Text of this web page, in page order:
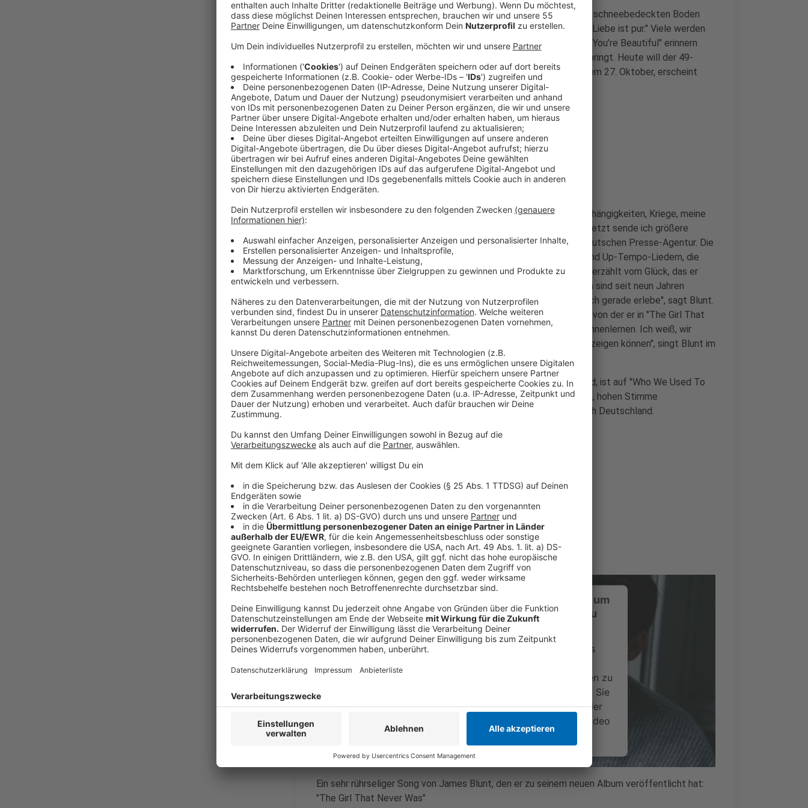
(dpa) - Ein Mann mit langen Haaren sitzt oberkörperfrei auf einem schneebedeckten Boden
und singt mit weinerlicher Stimme: "Mein Leben ist brillant, meine Liebe ist pur." Viele werden
sich noch an diese Szene aus dem Musikvideo des Kitsch-Songs "You’re Beautiful" erinnern
können, der 2005 die Karriere von James Blunt so richtig in Fahrt bringt. Heute will der 49-
Jährige mehr sein als der britische Schmusesänger. Am Freitag, dem 27. Oktober, erscheint
sein Album "Who We Used To Be".
Anzeige
Darum gehts in Blunts Album "Who We Used To Be"
Anzeige
"Ich schreibe über das Leben und die Liebe, Höhen und Tiefen, Abhängigkeiten, Kriege, meine
Kinder, meine Frau. Ja, ich habe "You’re Beautiful" gesungen. Aber jetzt sende ich größere
Botschaften, auch über die Liebe", sagt Blunt im Gespräch der Deutschen Presse-Agentur. Die
zehn Songs auf "Who We Used To Be" sind ein Mix aus Balladen und Up-Tempo-Liedern, die
durchgängig ins Ohr gehen. Der fröhliche Dancesong "Beside You" erzählt vom Glück, das er
nach einer langen Suche in Ehefrau Sofia gefunden hat. Die beiden sind seit neun Jahren
verheiratet. "Alle Songs auf dem Album drehen sich um das, was ich gerade erlebe", sagt Blunt.
Dazu zählen auch die Erinnerungen an eine Fehlgeburt seiner Frau, von der er in "The Girl That
Never Was" rührend erzählt. "Ich weiß, wir werden dich niemals kennenlernen. Ich weiß, wir
werden dich niemals im Arm halten. Ich werde dir nie meine Liebe zeigen können", singt Blunt im
besagten Song.
Der britische Geschichtenerzähler, der im Februar 50 Jahre alt wird, ist auf "Who We Used To
Be" mal tiefgründig, mal kitschig und bleibt dank seiner markanten, hohen Stimme
wiedererkennbar. Im März kommt Blunt für mehrere Konzerte nach Deutschland.
Anzeige
James Blunts Single: "The Girl That Never Was"
Anzeige
Wir benötigen Ihre Zustimmung, um
den YouTube Video-Service zu
laden!
Wir verwenden einen Service eines
einzubetten. Dieser Service kann Daten zu
Ihren Aktivitäten sammeln. Bitte lesen Sie
die Details durch und stimmen Sie der
Nutzung des Service zu, um dieses Video
anzusehen.
Mehr Informationen
Akzeptieren
Ein sehr rührseliger Song von James Blunt, den er zu seinem neuen Album veröffentlicht hat:
"The Girl That Never Was"